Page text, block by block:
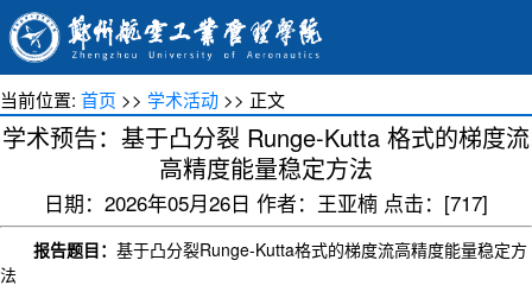
当前位置: 首页 >> 学术活动 >> 正文
学术预告：基于凸分裂 Runge-Kutta 格式的梯度流
高精度能量稳定方法
日期：2026年05月26日 作者：王亚楠 点击：[717]
报告题目： 基于凸分裂Runge-Kutta格式的梯度流高精度能量稳定方
法